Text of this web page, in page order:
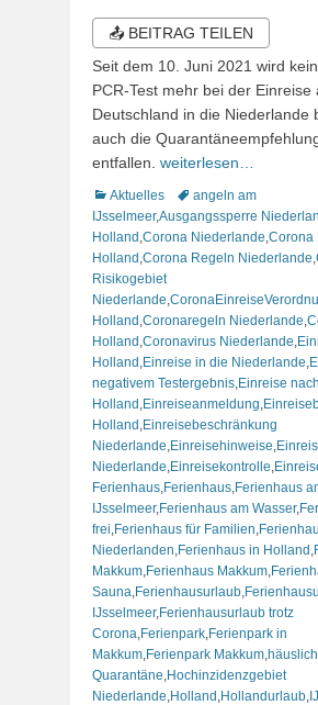
📤 BEITRAG TEILEN
Seit dem 10. Juni 2021 wird
PCR-Test mehr bei der Einreise
Deutschland in die Niederlande
auch die
entfallen. weiterlesen…
Kategorien
Aktuelles Schlagworte
angeln am
IJsselmeer,Ausgangssperre
Holland Corona Niederlande Corona
Holland Corona Regeln Niederlande
Risikogebiet
Niederlande
Holland Coronaregeln Niederlande
Holland Coronavirus Niederlande
Holland Einreise in die Niederlande
negativem Testergebnis Einreise nach
Holland Einreiseanmeldung
Holland Einreisebeschränkung
Niederlande Einreisehinweise
Niederlande Einreisekontrolle
Ferienhaus Ferienhaus Ferienhaus
IJsselmeer, Ferienhaus am Wasser,
frei Ferienhaus für Familien
Niederlanden Ferienhaus in Holland
Makkum Ferienhaus Makkum
Sauna Ferienhausurlaub
IJsselmeer, Ferienhausurlaub trotz
Corona Ferienpark Ferienpark in
Makkum Ferienpark Makkum
Quarantäne Hochinzidenzgebiet
Niederlande Holland Hollandurlaub